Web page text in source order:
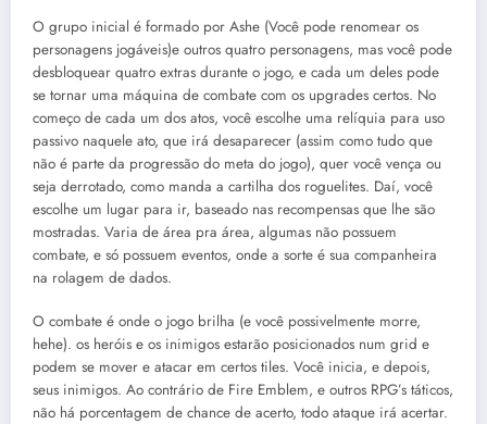
O grupo inicial é formado por Ashe (Você pode renomear os
personagens jogáveis)e outros quatro personagens, mas você pode
desbloquear quatro extras durante o jogo, e cada um deles pode
se tornar uma máquina de combate com os upgrades certos. No
começo de cada um dos atos, você escolhe uma relíquia para uso
passivo naquele ato, que irá desaparecer (assim como tudo que
não é parte da progressão do meta do jogo), quer você vença ou
seja derrotado, como manda a cartilha dos roguelites. Daí, você
escolhe um lugar para ir, baseado nas recompensas que lhe são
mostradas. Varia de área pra área, algumas não possuem
combate, e só possuem eventos, onde a sorte é sua companheira
na rolagem de dados.
O combate é onde o jogo brilha (e você possivelmente morre,
hehe). os heróis e os inimigos estarão posicionados num grid e
podem se mover e atacar em certos tiles. Você inicia, e depois,
seus inimigos. Ao contrário de Fire Emblem, e outros RPG’s táticos,
não há porcentagem de chance de acerto, todo ataque irá acertar.